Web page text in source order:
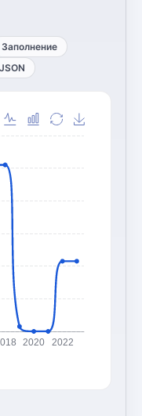
Заполнение
JSON
2020 2022